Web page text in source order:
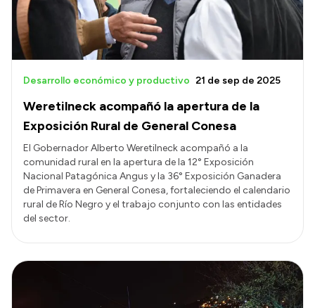
Presupuesto
Boletín Oficial
Compras y licitaciones
Consulta de expedientes
Convocatorias
Intranet
Login
Weretilneck acompañó la apertura de la
Exposición Rural de General Conesa
Desarrollo económico y productivo 21 de sep de 2025
El Gobernador Alberto Weretilneck acompañó a la
comunidad rural en la apertura de la 12° Exposición
Nacional Patagónica Angus y la 36° Exposición Ganadera
de Primavera en General Conesa, fortaleciendo el calendario
rural de Río Negro y el trabajo conjunto con las entidades
del sector.